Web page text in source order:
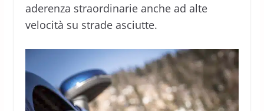
aderenza straordinarie anche ad alte
velocità su strade asciutte.